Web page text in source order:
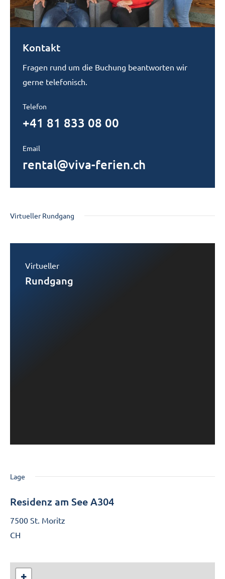
Kontakt
Fragen rund um die Buchung beantworten wir
gerne telefonisch.
Telefon
+41 81 833 08 00
Email
rental@viva-ferien.ch
Virtueller Rundgang
Virtueller
Rundgang
Lage
Residenz am See A304
7500 St. Moritz
CH
+